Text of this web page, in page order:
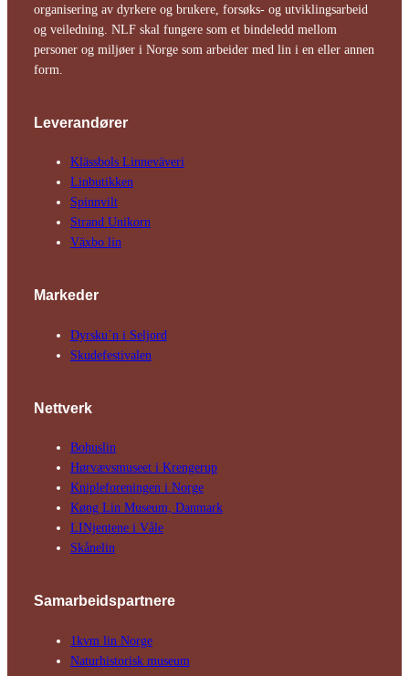
organisering av dyrkere og brukere, forsøks- og utviklingsarbeid
og veiledning. NLF skal fungere som et bindeledd mellom
personer og miljøer i Norge som arbeider med lin i en eller annen
form.
Leverandører
Klässbols Linne­väveri
Linbutikken
Spinnvilt
Strand Unikorn
Växbo lin
Markeder
Dyrsku´n i Seljord
Skude­fes­tivalen
Nettverk
Bohuslin
Hørvævs­museet i Krengerup
Kniple­foreningen i Norge
Køng Lin Museum, Danmark
LINjentene i Våle
Skånelin
Samarbeids­partnere
1kvm lin Norge
Natur­his­torisk­ museum